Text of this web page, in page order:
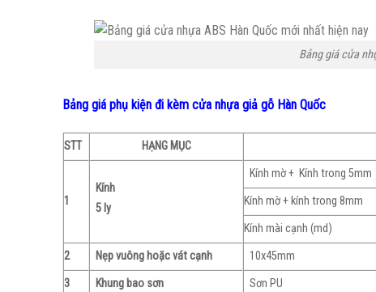
Bảng giá cửa
Bảng giá phụ kiện đi kèm cửa nhựa giả gỗ Hàn Quốc
STT HẠNG MỤC
1
Kính
5 ly
Kính mờ + Kính trong 5mm
Kính mờ + kính trong 8mm
Kính mài cạnh (md)
2
Nẹp vuông hoặc vát cạnh 10x45mm
3
Khung bao sơn Sơn PU